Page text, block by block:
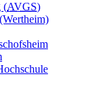
(AVGS)